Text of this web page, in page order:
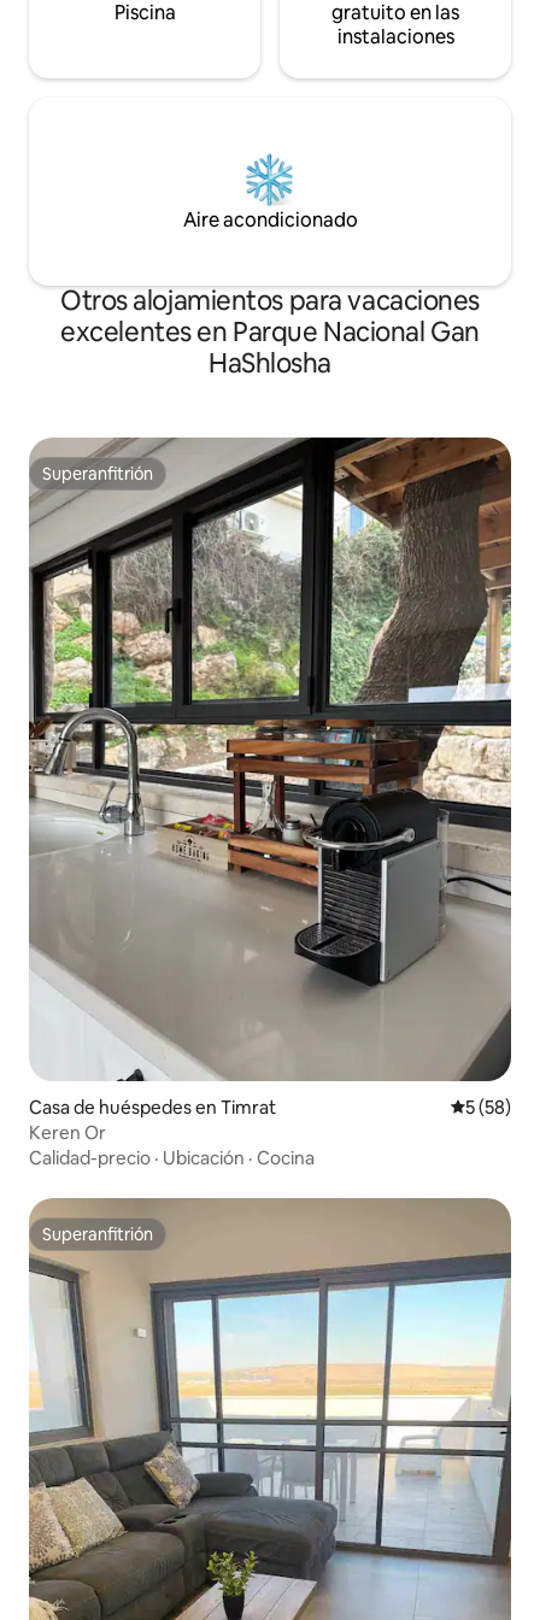
Piscina
gratuito en las
instalaciones
Aire acondicionado
Otros alojamientos para vacaciones
excelentes en Parque Nacional Gan
HaShlosha
Superanfitrión
Superanfitrión
Casa de huéspedes en Timrat
5 (58)
Keren Or
Calidad-precio · Ubicación · Cocina
Superanfitrión
Superanfitrión